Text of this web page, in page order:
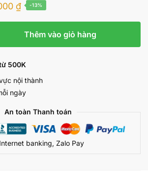
₫.
₫Giá
hiện
tại
là:
650.000 ₫.
-13%
Thêm vào giỏ hàng
500K
nội thành
ngày
An toàn Thanh toán
banking, Zalo Pay